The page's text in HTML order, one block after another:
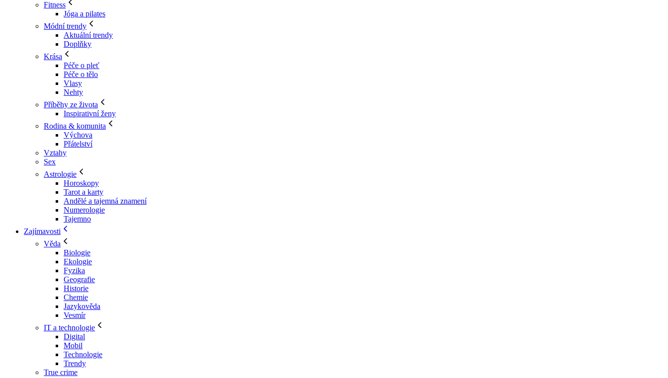
Fitness
Jóga a pilates
Módní trendy
Aktuální trendy
Doplňky
Krása
Péče o pleť
Péče o tělo
Vlasy
Nehty
Příběhy ze života
Inspirativní ženy
Rodina & komunita
Výchova
Přátelství
Vztahy
Sex
Astrologie
Horoskopy
Tarot a karty
Andělé a tajemná znamení
Numerologie
Tajemno
Zajímavosti
Věda
Biologie
Ekologie
Fyzika
Geografie
Historie
Chemie
Jazykověda
Vesmír
IT a technologie
Digital
Mobil
Technologie
Trendy
True crime